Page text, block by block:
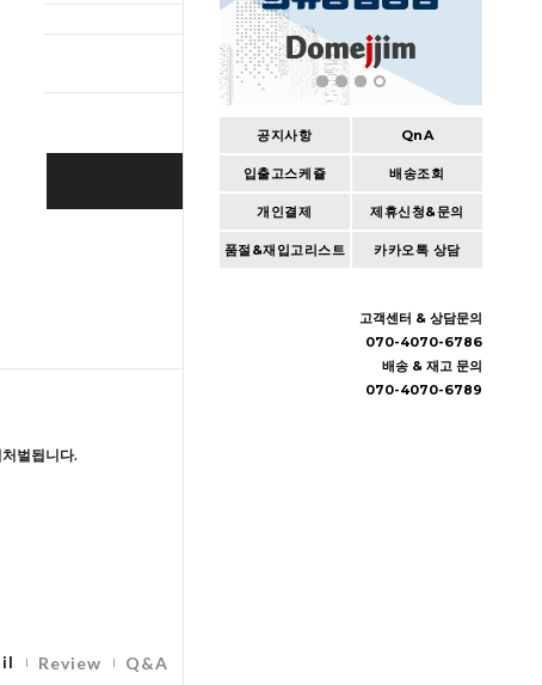
공지사항 QnA
입출고스케쥴 배송조회
개인결제 제휴신청&문의
품절&재입고리스트 카카오톡 상담
고객센터 & 상담문의
070-4070-6786
배송 & 재고 문의
070-4070-6789
BUY IT NOW
Cart Wishlist
벌됩니다.
Review Q&A